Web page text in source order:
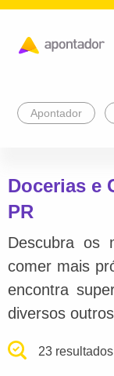
Apontador
Docerias e
PR
Descubra os
comer mais
encontra
diversos
23